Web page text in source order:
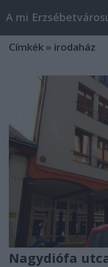
A mi
Címkék » irodaház
Nagydiófa